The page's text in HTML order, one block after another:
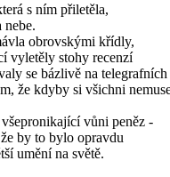
s ním přiletěla,
nebe.
obrovskými křídly,
vyletěly stohy recenzí
se bázlivě na
že kdyby si všichni
vůni peněz -
by to bylo opravdu
umění na světě.